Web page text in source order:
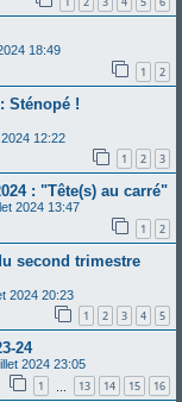
18:49
1 2
Sténopé !
12:22
1 2 3
: "Tête(s) au carré"
2024 13:47
1 2
second trimestre
2024 20:23
1 2 3 4 5
24
2024 23:05
1 13 14 15 16